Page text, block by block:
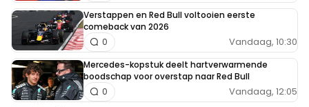
Verstappen en Red Bull voltooien eerste
comeback van 2026
Vandaag, 10:30
0
Mercedes-kopstuk deelt hartverwarmende
boodschap voor overstap naar Red Bull
Vandaag, 12:05
0